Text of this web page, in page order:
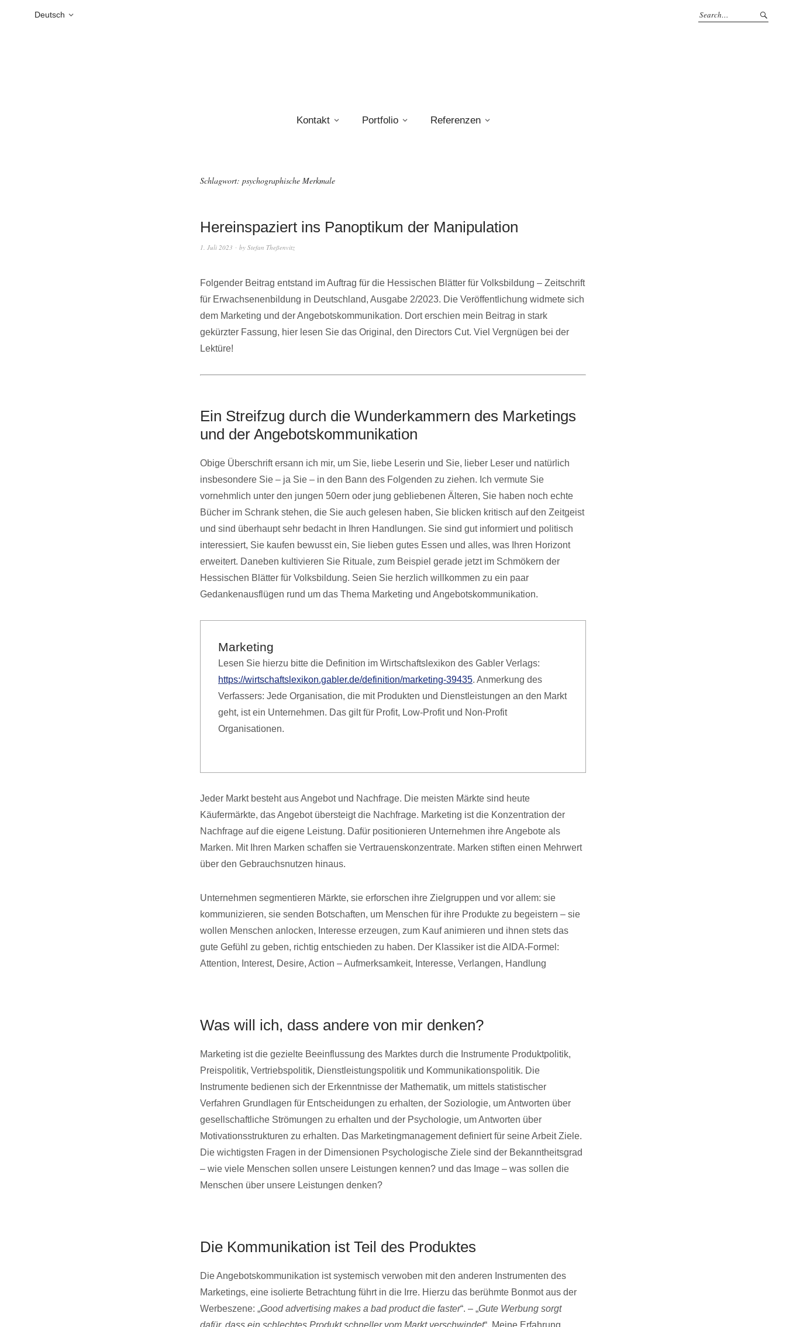
Deutsch
Kontakt Portfolio Referenzen
Schlagwort: psychographische Merkmale
Hereinspaziert ins Panoptikum der Manipulation
1. Juli 2023 by Stefan Theßenvitz
Folgender Beitrag entstand im Auftrag für die Hessischen Blätter für Volksbildung – Zeitschrift
für Erwachsenenbildung in Deutschland, Ausgabe 2/2023. Die Veröffentlichung widmete sich
dem Marketing und der Angebotskommunikation. Dort erschien mein Beitrag in stark
gekürzter Fassung, hier lesen Sie das Original, den Directors Cut. Viel Vergnügen bei der
Lektüre!
Ein Streifzug durch die Wunderkammern des Marketings
und der Angebotskommunikation
Obige Überschrift ersann ich mir, um Sie, liebe Leserin und Sie, lieber Leser und natürlich
insbesondere Sie – ja Sie – in den Bann des Folgenden zu ziehen. Ich vermute Sie
vornehmlich unter den jungen 50ern oder jung gebliebenen Älteren, Sie haben noch echte
Bücher im Schrank stehen, die Sie auch gelesen haben, Sie blicken kritisch auf den Zeitgeist
und sind überhaupt sehr bedacht in Ihren Handlungen. Sie sind gut informiert und politisch
interessiert, Sie kaufen bewusst ein, Sie lieben gutes Essen und alles, was Ihren Horizont
erweitert. Daneben kultivieren Sie Rituale, zum Beispiel gerade jetzt im Schmökern der
Hessischen Blätter für Volksbildung. Seien Sie herzlich willkommen zu ein paar
Gedankenausflügen rund um das Thema Marketing und Angebotskommunikation.
Marketing
Lesen Sie hierzu bitte die Definition im Wirtschaftslexikon des Gabler Verlags:
https://wirtschaftslexikon.gabler.de/definition/marketing-39435. Anmerkung des
Verfassers: Jede Organisation, die mit Produkten und Dienstleistungen an den Markt
geht, ist ein Unternehmen. Das gilt für Profit, Low-Profit und Non-Profit
Organisationen.
Jeder Markt besteht aus Angebot und Nachfrage. Die meisten Märkte sind heute
Käufermärkte, das Angebot übersteigt die Nachfrage. Marketing ist die Konzentration der
Nachfrage auf die eigene Leistung. Dafür positionieren Unternehmen ihre Angebote als
Marken. Mit Ihren Marken schaffen sie Vertrauenskonzentrate. Marken stiften einen Mehrwert
über den Gebrauchsnutzen hinaus.
Unternehmen segmentieren Märkte, sie erforschen ihre Zielgruppen und vor allem: sie
kommunizieren, sie senden Botschaften, um Menschen für ihre Produkte zu begeistern – sie
wollen Menschen anlocken, Interesse erzeugen, zum Kauf animieren und ihnen stets das
gute Gefühl zu geben, richtig entschieden zu haben. Der Klassiker ist die AIDA-Formel:
Attention, Interest, Desire, Action – Aufmerksamkeit, Interesse, Verlangen, Handlung
Was will ich, dass andere von mir denken?
Marketing ist die gezielte Beeinflussung des Marktes durch die Instrumente Produktpolitik,
Preispolitik, Vertriebspolitik, Dienstleistungspolitik und Kommunikationspolitik. Die
Instrumente bedienen sich der Erkenntnisse der Mathematik, um mittels statistischer
Verfahren Grundlagen für Entscheidungen zu erhalten, der Soziologie, um Antworten über
gesellschaftliche Strömungen zu erhalten und der Psychologie, um Antworten über
Motivationsstrukturen zu erhalten. Das Marketingmanagement definiert für seine Arbeit Ziele.
Die wichtigsten Fragen in der Dimensionen Psychologische Ziele sind der Bekanntheitsgrad
– wie viele Menschen sollen unsere Leistungen kennen? und das Image – was sollen die
Menschen über unsere Leistungen denken?
Die Kommunikation ist Teil des Produktes
Die Angebotskommunikation ist systemisch verwoben mit den anderen Instrumenten des
Marketings, eine isolierte Betrachtung führt in die Irre. Hierzu das berühmte Bonmot aus der
Werbeszene: „Good advertising makes a bad product die faster“. – „Gute Werbung sorgt